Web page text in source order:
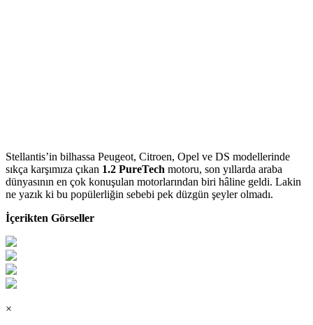
Stellantis’in bilhassa Peugeot, Citroen, Opel ve DS modellerinde
sıkça karşımıza çıkan 1.2 PureTech motoru, son yıllarda araba
dünyasının en çok konuşulan motorlarından biri hâline geldi. Lakin
ne yazık ki bu popülerliğin sebebi pek düzgün şeyler olmadı.
İçerikten Görseller
×